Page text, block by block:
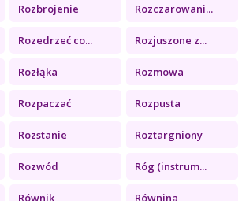
Rozbrojenie Rozczarowani...
Rozedrzeć co... Rozjuszone z...
Rozłąka Rozmowa
Rozpaczać Rozpusta
Rozstanie Roztargniony
Rozwód Róg (instrum...
Równik Równina